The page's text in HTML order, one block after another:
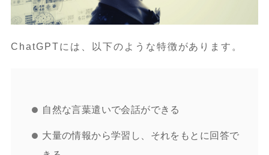
ChatGPTには、以下のような特徴があります。
自然な言葉遣いで会話ができる
大量の情報から学習し、それをもとに回答で